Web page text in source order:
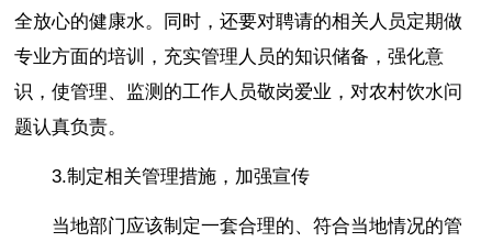
全放心的健康水。同时，还要对聘请的相关人员定期做
专业方面的培训，充实管理人员的知识储备，强化意
识，使管理、监测的工作人员敬岗爱业，对农村饮水问
题认真负责。
3.制定相关管理措施，加强宣传
当地部门应该制定一套合理的、符合当地情况的管